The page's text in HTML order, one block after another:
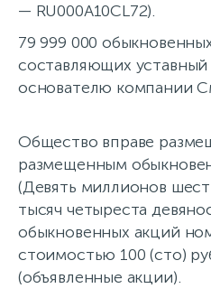
— RU000A10CL72).
79 999 000
составляющих
основателю компании
Общество вправе
размещенным
(Девять миллионов
тысяч четыреста
обыкновенных акций
стоимостью 100 (сто)
(объявленные акции).